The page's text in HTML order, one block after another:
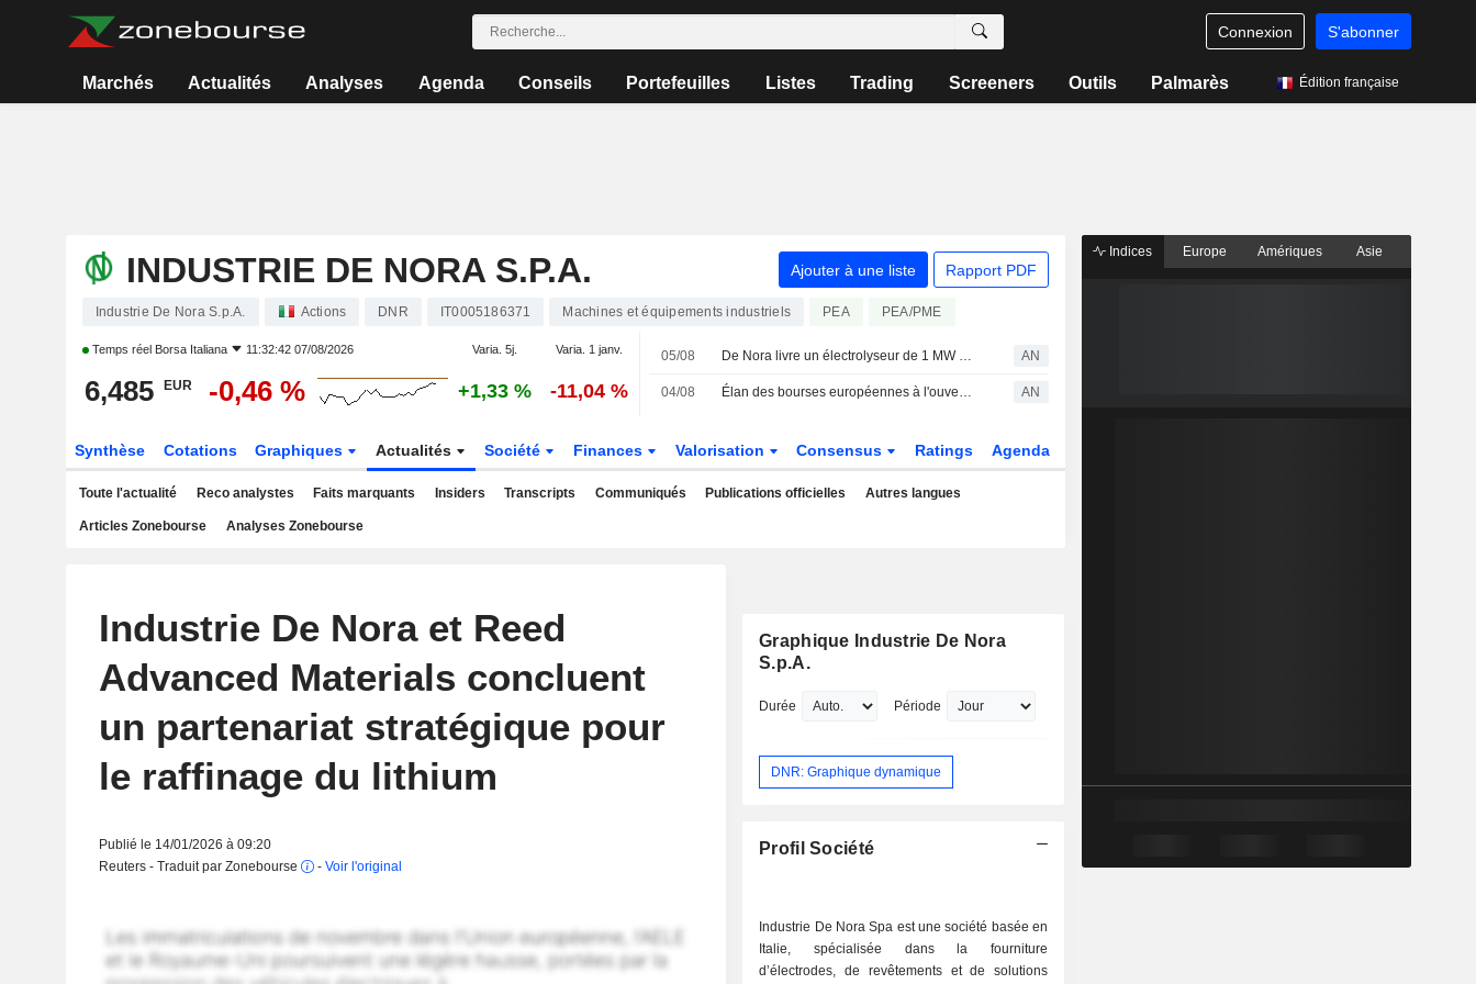
Connexion S'abonner
Marchés Actualités Analyses Agenda Conseils Portefeuilles Listes Trading Screeners Outils Palmarès Édition française
INDUSTRIE DE NORA S.P.A. Ajouter à une liste Rapport PDF
Industrie De Nora S.p.A. Actions DNR IT0005186371 Machines et équipements industriels PEA PEA/PME
Temps réel Borsa Italiana 11:32:42 07/08/2026 Varia. 5j. Varia. 1 janv.
6,485 EUR -0,46 % +1,33 % -11,04 %
05/08 De Nora livre un électrolyseur de 1 MW à Maffei Sarda Silicati AN
04/08 Élan des bourses européennes à l'ouverture, la défense s'illustre sur le MIB AN
Synthèse Cotations Graphiques Actualités Société Finances Valorisation Consensus Ratings Agenda
Toute l'actualité Reco analystes Faits marquants Insiders Transcripts Communiqués Publications officielles Autres langues
Articles Zonebourse Analyses Zonebourse
Industrie De Nora et Reed
Advanced Materials concluent
un partenariat stratégique pour
le raffinage du lithium
Publié le 14/01/2026 à 09:20
Reuters - Traduit par Zonebourse
- Voir l'original
Graphique Industrie De Nora
S.p.A.
Durée Période
DNR: Graphique dynamique
Profil Société
Industrie De Nora Spa est une société basée en
Italie, spécialisée dans la fourniture
d’électrodes, de revêtements et de solutions
Indices Europe Amériques Asie